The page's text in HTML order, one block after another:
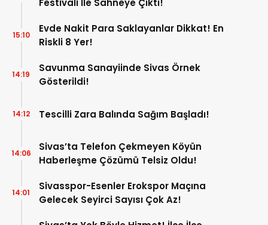
Festivali İle Sahneye Çıktı!
Evde Nakit Para Saklayanlar Dikkat! En
Riskli 8 Yer!
15:10
Savunma Sanayiinde Sivas Örnek
Gösterildi!
14:19
Tescilli Zara Balında Sağım Başladı!
14:12
Sivas’ta Telefon Çekmeyen Köyün
Haberleşme Çözümü Telsiz Oldu!
14:06
Sivasspor-Esenler Erokspor Maçına
Gelecek Seyirci Sayısı Çok Az!
14:01